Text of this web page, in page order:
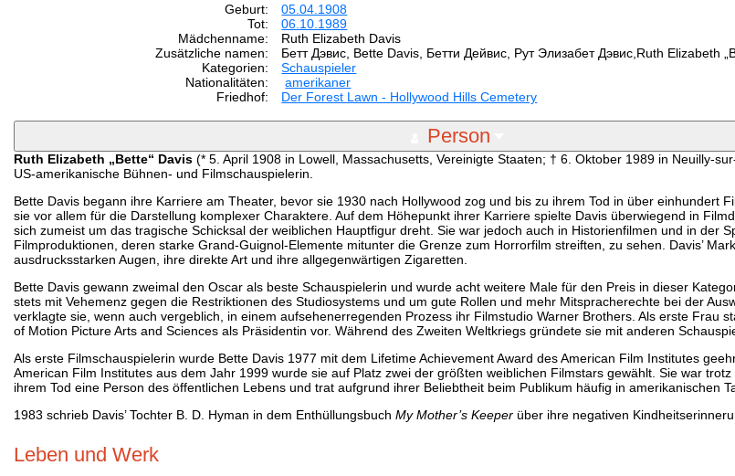
Geburt:
05.04.1908
Tot:
06.10.1989
Mädchenname:
Ruth Elizabeth Davis
Zusätzliche namen:
Бетт Дэвис, Bette Davis, Бетти Дейвис, Рут Элизабет Дэвис,Ruth Elizabeth
Kategorien:
Schauspieler
Nationalitäten:
amerikaner
Friedhof:
Der Forest Lawn - Hollywood Hills Cemetery
Person
Ruth Elizabeth „Bette“ Davis (* 5. April 1908 in Lowell, Massachusetts, Vereinigte Staaten; † 6. Oktober 1989 in Neuilly-
US-amerikanische Bühnen- und Filmschauspielerin.
Bette Davis begann ihre Karriere am Theater, bevor sie 1930 nach Hollywood zog und bis zu ihrem Tod in über einhundert
sie vor allem für die Darstellung komplexer Charaktere. Auf dem Höhepunkt ihrer Karriere spielte Davis überwiegend in
sich zumeist um das tragische Schicksal der weiblichen Hauptfigur dreht. Sie war jedoch auch in Historienfilmen und in der
Filmproduktionen, deren starke Grand-Guignol-Elemente mitunter die Grenze zum Horrorfilm streiften, zu sehen. Davis’
ausdrucksstarken Augen, ihre direkte Art und ihre allgegenwärtigen Zigaretten.
Bette Davis gewann zweimal den Oscar als beste Schauspielerin und wurde acht weitere Male für den Preis in dieser
stets mit Vehemenz gegen die Restriktionen des Studiosystems und um gute Rollen und mehr Mitspracherechte bei der
verklagte sie, wenn auch vergeblich, in einem aufsehenerregenden Prozess ihr Filmstudio Warner Brothers. Als erste Frau
of Motion Picture Arts and Sciences als Präsidentin vor. Während des Zweiten Weltkriegs gründete sie mit anderen
Als erste Filmschauspielerin wurde Bette Davis 1977 mit dem Lifetime Achievement Award des American Film Institutes
American Film Institutes aus dem Jahr 1999 wurde sie auf Platz zwei der größten weiblichen Filmstars gewählt. Sie war
ihrem Tod eine Person des öffentlichen Lebens und trat aufgrund ihrer Beliebtheit beim Publikum häufig in amerikanischen
1983 schrieb Davis’ Tochter B. D. Hyman in dem Enthüllungsbuch My Mother’s Keeper über ihre negativen
Leben und Werk